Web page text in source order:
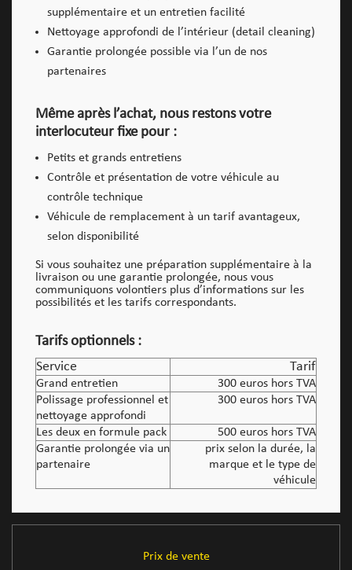
supplémentaire et un entretien facilité
Nettoyage approfondi de l’intérieur (detail cleaning)
Garantie prolongée possible via l’un de nos
partenaires
Même après l’achat, nous restons votre
interlocuteur fixe pour :
Petits et grands entretiens
Contrôle et présentation de votre véhicule au
contrôle technique
Véhicule de remplacement à un tarif avantageux,
selon disponibilité
Si vous souhaitez une préparation supplémentaire à la
livraison ou une garantie prolongée, nous vous
communiquons volontiers plus d’informations sur les
possibilités et les tarifs correspondants.
Tarifs optionnels :
Service Tarif
Grand entretien
300 euros hors TVA
Polissage professionnel et
nettoyage approfondi
300 euros hors TVA
Les deux en formule pack
500 euros hors TVA
Garantie prolongée via un
partenaire
prix selon la durée, la
marque et le type de
véhicule
Prix de vente